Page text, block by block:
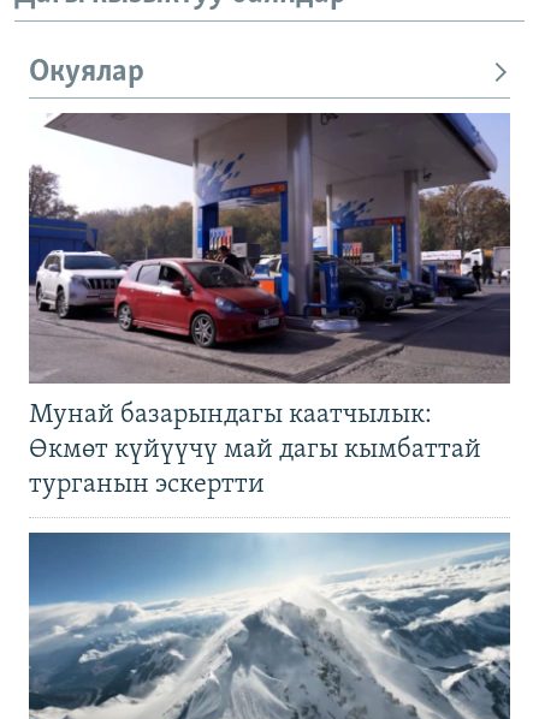
Окуялар
Мунай базарындагы каатчылык:
Өкмөт күйүүчү май дагы кымбаттай
турганын эскертти